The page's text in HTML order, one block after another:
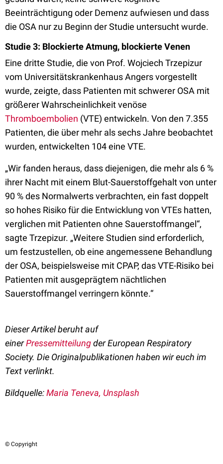
Beeinträchtigung oder Demenz aufwiesen und dass
die OSA nur zu Beginn der Studie untersucht wurde.
Studie 3: Blockierte Atmung, blockierte Venen
Eine dritte Studie, die von Prof. Wojciech Trzepizur
vom Universitätskrankenhaus Angers vorgestellt
wurde, zeigte, dass Patienten mit schwerer OSA mit
größerer Wahrscheinlichkeit venöse
Thromboembolien (VTE) entwickeln. Von den 7.355
Patienten, die über mehr als sechs Jahre beobachtet
wurden, entwickelten 104 eine VTE.
„Wir fanden heraus, dass diejenigen, die mehr als 6 %
ihrer Nacht mit einem Blut-Sauerstoffgehalt von unter
90 % des Normalwerts verbrachten, ein fast doppelt
so hohes Risiko für die Entwicklung von VTEs hatten,
verglichen mit Patienten ohne Sauerstoffmangel“,
sagte Trzepizur. „Weitere Studien sind erforderlich,
um festzustellen, ob eine angemessene Behandlung
der OSA, beispielsweise mit CPAP, das VTE-Risiko bei
Patienten mit ausgeprägtem nächtlichen
Sauerstoffmangel verringern könnte.“
Dieser Artikel beruht auf
einerPressemitteilungderEuropean Respiratory
Society. Die Originalpublikationen haben wir euch im
Text verlinkt.
Bildquelle:Maria Teneva, Unsplash
© Copyright